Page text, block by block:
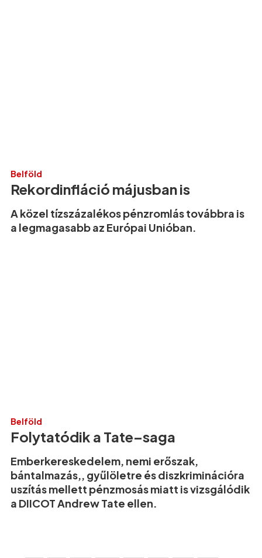
Belföld
Rekordinfláció májusban is
A közel tízszázalékos pénzromlás továbbra is
a legmagasabb az Európai Unióban.
Belföld
Folytatódik a Tate–saga
Emberkereskedelem, nemi erőszak,
bántalmazás,, gyűlöletre és diszkriminációra
uszítás mellett pénzmosás miatt is vizsgálódik
a DIICOT Andrew Tate ellen.